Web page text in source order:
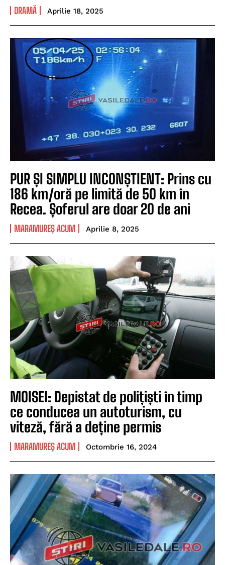
DRAMĂ Aprilie 18, 2025
PUR ȘI SIMPLU INCONȘTIENT: Prins cu
186 km/oră pe limită de 50 km în
Recea. Șoferul are doar 20 de ani
MARAMUREȘ ACUM Aprilie 8, 2025
MOISEI: Depistat de polițiști în timp
ce conducea un autoturism, cu
viteză, fără a deține permis
MARAMUREȘ ACUM Octombrie 16, 2024